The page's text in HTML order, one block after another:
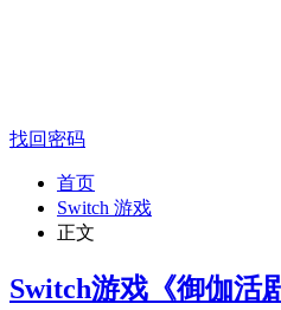
找回密码
首页
Switch 游戏
正文
Switch游戏《御伽活